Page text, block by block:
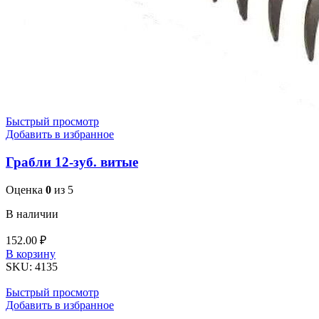
Быстрый просмотр
Добавить в избранное
Грабли 12-зуб. витые
Оценка 0 из 5
В наличии
152.00 ₽
Количество
товара
12-
зуб.
В корзину
SKU: 4135
Быстрый просмотр
Добавить в избранное